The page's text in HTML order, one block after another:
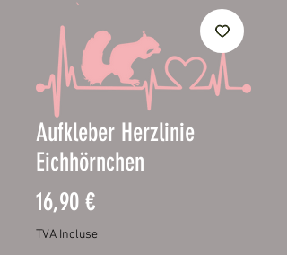
Aufkleber Herzlinie
Eichhörnchen
16,90 €Prix
TVA Incluse